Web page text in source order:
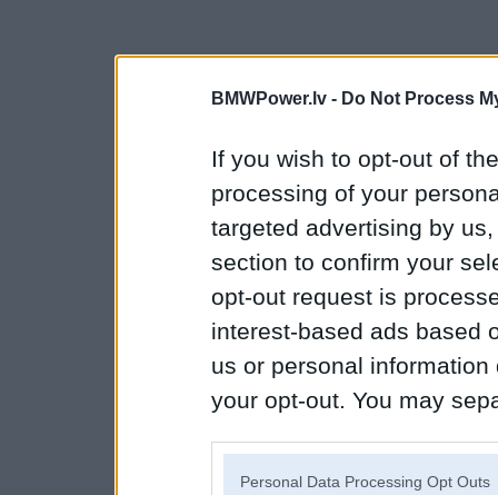
BMWPower.lv - Do Not Process
If you wish to opt-out of
processing of your
targeted advertising by
section to confirm your
opt-out request is
interest-based ads based
us or personal
your opt-out. You may
Personal Data Processing Opt Outs